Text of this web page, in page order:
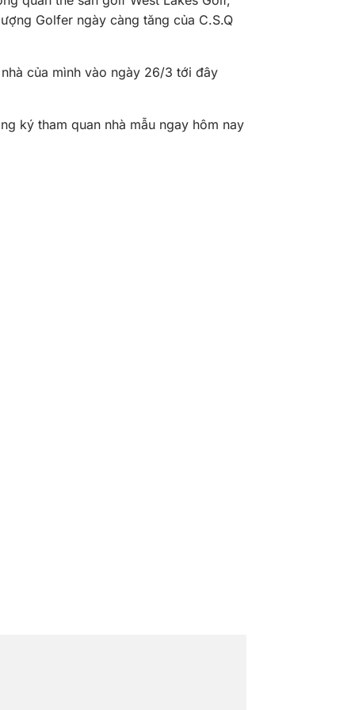
Golfer ngày càng tăng của C.S.Q
của mình vào ngày 26/3 tới đây
ký tham quan nhà mẫu ngay hôm nay